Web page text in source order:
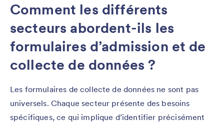
Comment les différents
secteurs abordent-ils les
formulaires d’admission et de
collecte de données ?
Les formulaires de collecte de données ne sont pas
universels. Chaque secteur présente des besoins
spécifiques, ce qui implique d’identifier précisément